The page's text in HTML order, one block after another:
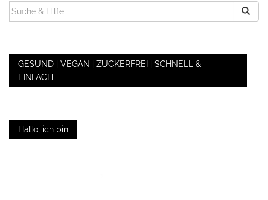
SUCHEN
NACH:
GESUND | VEGAN | ZUCKERFREI | SCHNELL &
EINFACH
Hallo, ich bin